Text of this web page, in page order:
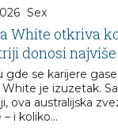
Sex
White otkriva
donosi
gde se karijere
je izuzetak.
ova australijska
i koliko...